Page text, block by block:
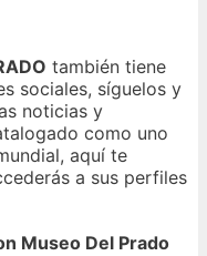
también tiene
sociales, síguelos y
noticias y
como uno
aquí te
a sus perfiles
Museo Del Prado